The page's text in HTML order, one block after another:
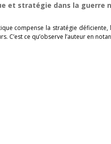
et stratégie dans la guerre
compense la stratégie
C’est ce qu’observe l’auteur en